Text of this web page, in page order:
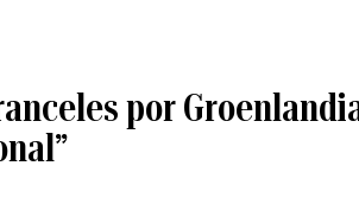
por